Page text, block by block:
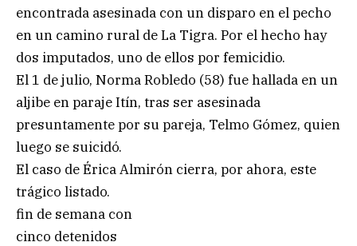
encontrada asesinada con un disparo en el pecho
en un camino rural de La Tigra. Por el hecho hay
dos imputados, uno de ellos por femicidio.
El 1 de julio, Norma Robledo (58) fue hallada en un
aljibe en paraje Itín, tras ser asesinada
presuntamente por su pareja, Telmo Gómez, quien
luego se suicidó.
El caso de Érica Almirón cierra, por ahora, este
trágico listado.
fin de semana con
cinco detenidos